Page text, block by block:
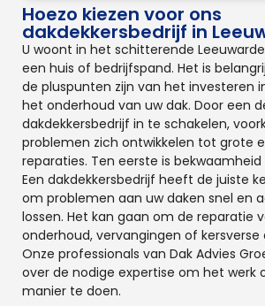
Hoezo kiezen voor ons
dakdekkersbedrijf in
U woont in het schitterende
een huis of bedrijfspand. Het is
de pluspunten zijn van het investeren
het onderhoud van uw dak. Door een
dakdekkersbedrijf in te schakelen,
problemen zich ontwikkelen tot grote
reparaties. Ten eerste is
Een dakdekkersbedrijf heeft de juiste
om problemen aan uw daken snel en
lossen. Het kan gaan om de reparatie
onderhoud, vervangingen of kersverse
Onze professionals van Dak Advies
over de nodige expertise om het werk
manier te doen.